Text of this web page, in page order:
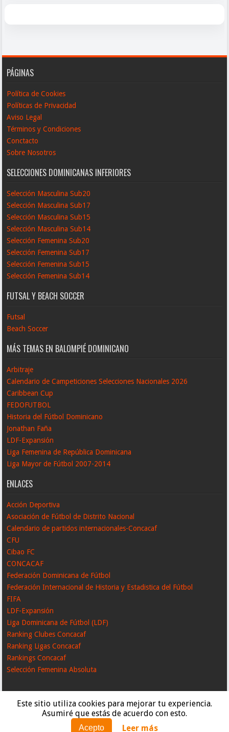
Este sitio utiliza cookies para mejorar tu experiencia.
Asumiré que estás de acuerdo con esto.
Acepto Leer más
PÁGINAS
Política de Cookies
Políticas de Privacidad
Aviso Legal
Términos y Condiciones
Conctacto
Sobre Nosotros
SELECCIONES DOMINICANAS INFERIORES
Selección Masculina Sub20
Selección Masculina Sub17
Selección Masculina Sub15
Selección Masculina Sub14
Selección Femenina Sub20
Selección Femenina Sub17
Selección Femenina Sub15
Selección Femenina Sub14
FUTSAL Y BEACH SOCCER
Futsal
Beach Soccer
MÁS TEMAS EN BALOMPIÉ DOMINICANO
Arbitraje
Calendario de Campeticiones Selecciones Nacionales 2026
Caribbean Cup
FEDOFUTBOL
Historia del Fútbol Dominicano
Jonathan Faña
LDF-Expansión
Liga Femenina de República Dominicana
Liga Mayor de Fútbol 2007-2014
ENLACES
Acción Deportiva
Asociación de Fútbol de Distrito Nacional
Calendario de partidos internacionales-Concacaf
CFU
Cibao FC
CONCACAF
Federación Dominicana de Fútbol
Federación Internacional de Historia y Estadistica del Fútbol
FIFA
LDF-Expansión
Liga Dominicana de Fútbol (LDF)
Ranking Clubes Concacaf
Ranking Ligas Concacaf
Rankings Concacaf
Selección Femenina Absoluta